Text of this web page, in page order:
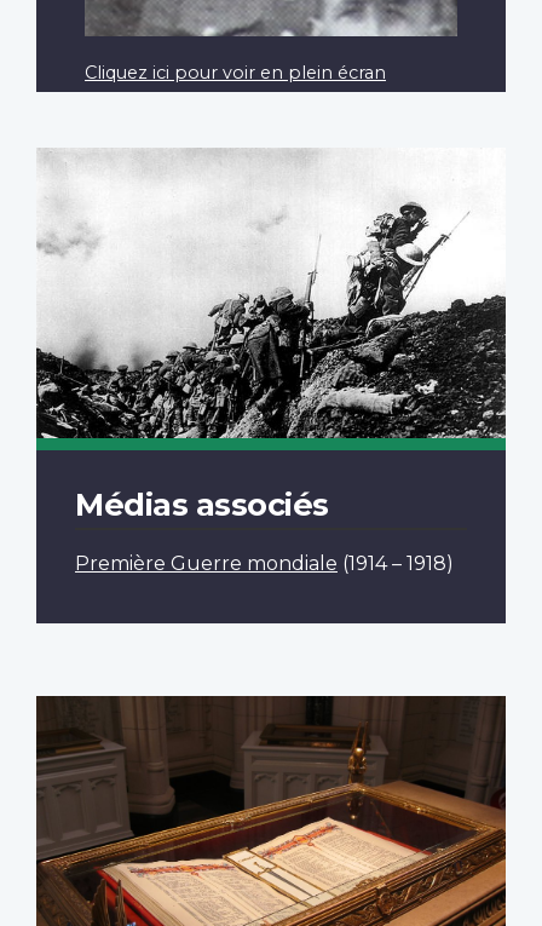
Cliquez ici pour voir en plein écran
Médias associés
Première Guerre mondiale (1914 – 1918)